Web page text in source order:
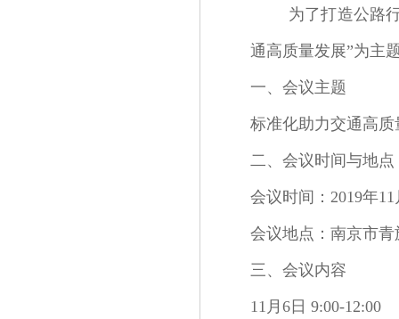
为了打造公路
通高质量发展”为主
一、会议主题
标准化助力交通高质
二、会议时间与地点
会议时间：2019年
会议地点：南京市
三、会议内容
11月6日 9:00-12:00